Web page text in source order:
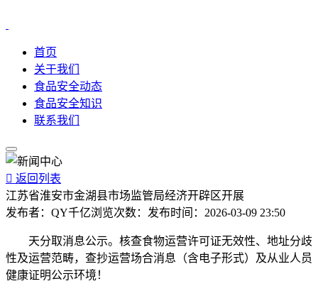
首页
关于我们
食品安全动态
食品安全知识
联系我们
 返回列表
江苏省淮安市金湖县市场监管局经济开辟区开展
发布者： QY千亿浏览次数： 发布时间： 2026-03-09 23:50
天分取消息公示。核查食物运营许可证无效性、地址分歧
性及运营范畴，查抄运营场合消息（含电子形式）及从业人员
健康证明公示环境！